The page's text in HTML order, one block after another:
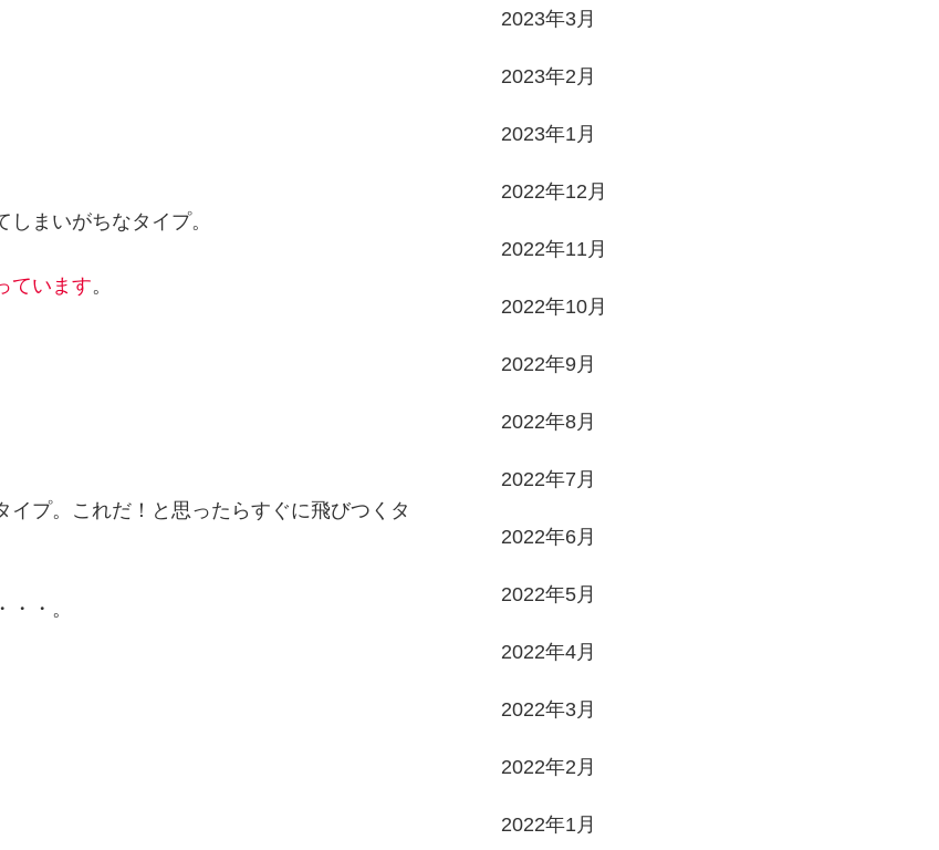
まいがちなタイプ。
ています。
プ。これだ！と思ったらすぐに飛びつくタ
・。
2023年3月
2023年2月
2023年1月
2022年12月
2022年11月
2022年10月
2022年9月
2022年8月
2022年7月
2022年6月
2022年5月
2022年4月
2022年3月
2022年2月
2022年1月